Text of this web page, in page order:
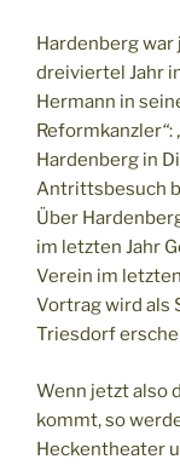
Hardenberg
dreiviertel Jahr
Hermann in
Reformkanzler“:
Hardenberg in
Antrittsbesuch
Über
im letzten Jahr
Verein im
Vortrag wird als
Triesdorf
Wenn jetzt also
kommt, so
Heckentheater